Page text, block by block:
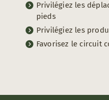
Privilégiez les
pieds
Privilégiez les
Favorisez le circuit